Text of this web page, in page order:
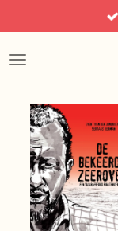
direct
naar